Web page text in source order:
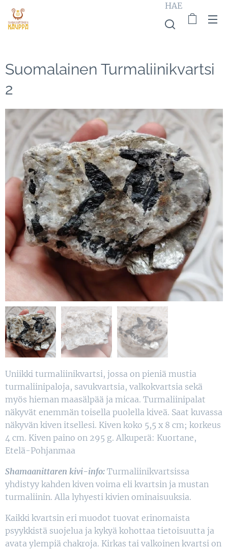
HAE
Suomalainen Turmaliinikvartsi
2
Uniikki turmaliinikvartsi, jossa on pieniä mustia
turmaliinipaloja, savukvartsia, valkokvartsia sekä
myös hieman maasälpää ja micaa. Turmaliinipalat
näkyvät enemmän toisella puolella kiveä. Saat kuvassa
näkyvän kiven itsellesi. Kiven koko 5,5 x 8 cm; korkeus
4 cm. Kiven paino on 295 g. Alkuperä: Kuortane,
Etelä-Pohjanmaa
Shamaanittaren kivi-info: Turmaliinikvartsissa
yhdistyy kahden kiven voima eli kvartsin ja mustan
turmaliinin. Alla lyhyesti kivien ominaisuuksia.
Kaikki kvartsin eri muodot tuovat erinomaista
psyykkistä suojelua ja kykyä kohottaa tietoisuutta ja
avata ylempiä chakroja. Kirkas tai valkoinen kvartsi on